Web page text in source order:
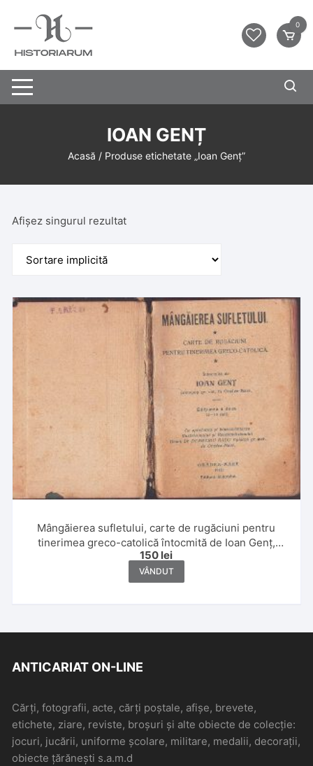
0
IOAN GENȚ
Acasă / Produse etichetate „Ioan Genț”
Afișez singurul rezultat
Mângăierea sufletului, carte de rugăciuni pentru
tinerimea greco-catolică întocmită de Ioan Genț,
protopop gr cat în Oradea Mare, 1912, Oradea
150 lei
VÂNDUT
ANTICARIAT ON-LINE
Cărți, fotografii, acte, cărți poștale, afișe, brevete,
etichete, ziare, reviste, broșuri și alte obiecte de colecție:
jocuri, jucării, uniforme școlare, militare, medalii, decorații,
obiecte țărănești s.a.m.d